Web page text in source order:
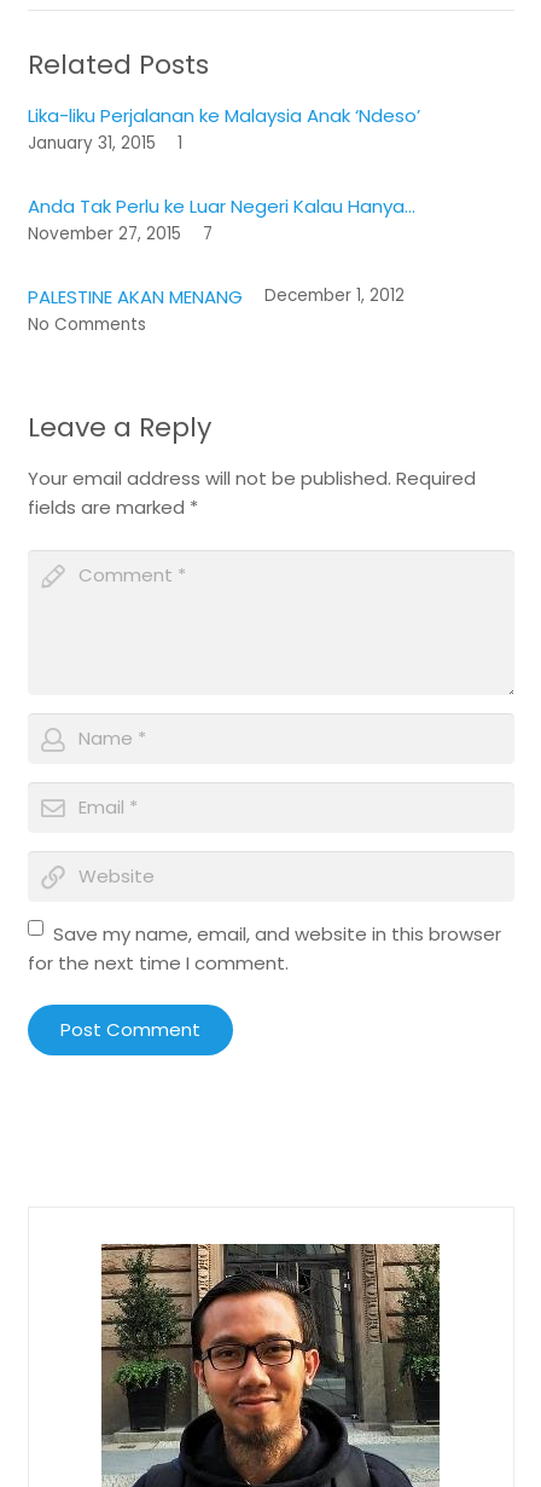
Related Posts
Lika-liku Perjalanan ke Malaysia Anak ‘Ndeso’
January 31, 2015 1
Anda Tak Perlu ke Luar Negeri Kalau Hanya…
November 27, 2015 7
PALESTINE AKAN MENANG
December 1, 2012
No Comments
Leave a Reply
Your email address will not be published. Required
fields are marked *
Save my name, email, and website in this browser
for the next time I comment.
Post Comment